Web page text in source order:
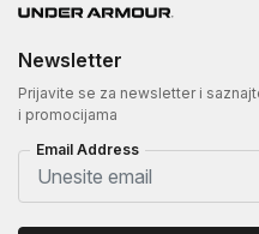
Newsletter
Prijavite se za newsletter i
i promocijama
Email Address